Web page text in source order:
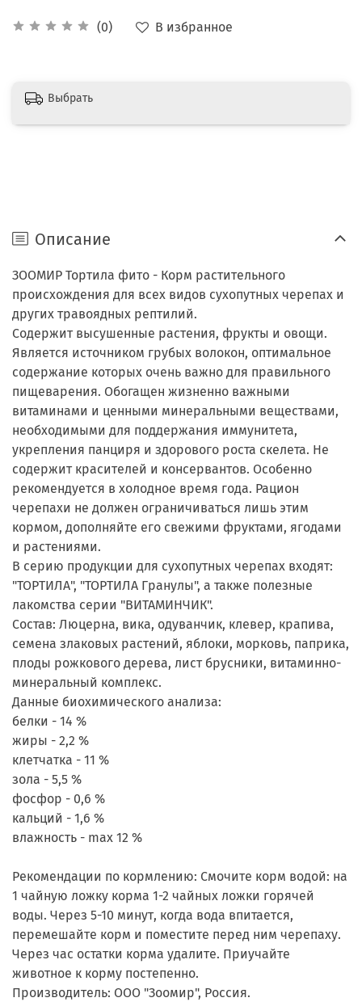
(0) В избранное
Выбрать
Описание
ЗООМИР Тортила фито - Корм растительного
происхождения для всех видов сухопутных черепах и
других травоядных рептилий.
Содержит высушенные растения, фрукты и овощи.
Является источником грубых волокон, оптимальное
содержание которых очень важно для правильного
пищеварения. Обогащен жизненно важными
витаминами и ценными минеральными веществами,
необходимыми для поддержания иммунитета,
укрепления панциря и здорового роста скелета. Не
содержит красителей и консервантов. Особенно
рекомендуется в холодное время года. Рацион
черепахи не должен ограничиваться лишь этим
кормом, дополняйте его свежими фруктами, ягодами
и растениями.
В серию продукции для сухопутных черепах входят:
"ТОРТИЛА", "ТОРТИЛА Гранулы", а также полезные
лакомства серии "ВИТАМИНЧИК".
Состав: Люцерна, вика, одуванчик, клевер, крапива,
семена злаковых растений, яблоки, морковь, паприка,
плоды рожкового дерева, лист брусники, витаминно-
минеральный комплекс.
Данные биохимического анализа:
белки - 14 %
жиры - 2,2 %
клетчатка - 11 %
зола - 5,5 %
фосфор - 0,6 %
кальций - 1,6 %
влажность - max 12 %
Рекомендации по кормлению: Смочите корм водой: на
1 чайную ложку корма 1-2 чайных ложки горячей
воды. Через 5-10 минут, когда вода впитается,
перемешайте корм и поместите перед ним черепаху.
Через час остатки корма удалите. Приучайте
животное к корму постепенно.
Производитель: ООО "Зоомир", Россия.